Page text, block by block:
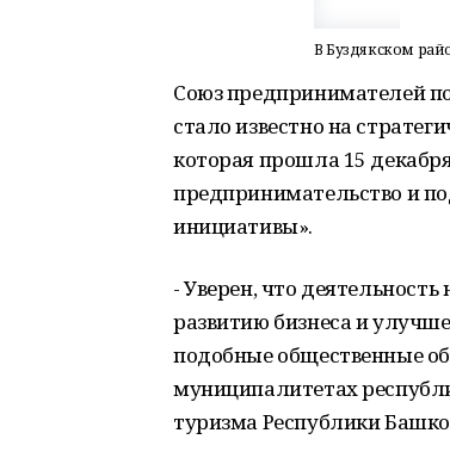
В Буздякском
Союз предпринимателей
стало известно на
которая прошла 15
предпринимательство и
инициативы».
- Уверен, что
развитию бизнеса и
подобные общественные
муниципалитетах
туризма Республики